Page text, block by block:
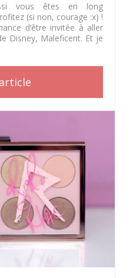
vous êtes en long
(si non, courage :x) !
d’être invitée à aller
Disney, Maleficent. Et je